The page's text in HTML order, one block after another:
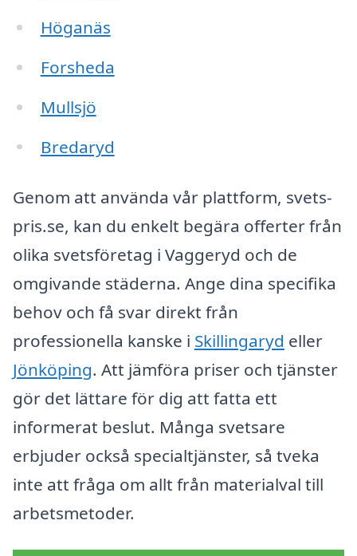
Höganäs
Forsheda
Mullsjö
Bredaryd
Genom att använda vår plattform, svets-
pris.se, kan du enkelt begära offerter från
olika svetsföretag i Vaggeryd och de
omgivande städerna. Ange dina specifika
behov och få svar direkt från
professionella kanske i Skillingaryd eller
Jönköping. Att jämföra priser och tjänster
gör det lättare för dig att fatta ett
informerat beslut. Många svetsare
erbjuder också specialtjänster, så tveka
inte att fråga om allt från materialval till
arbetsmetoder.